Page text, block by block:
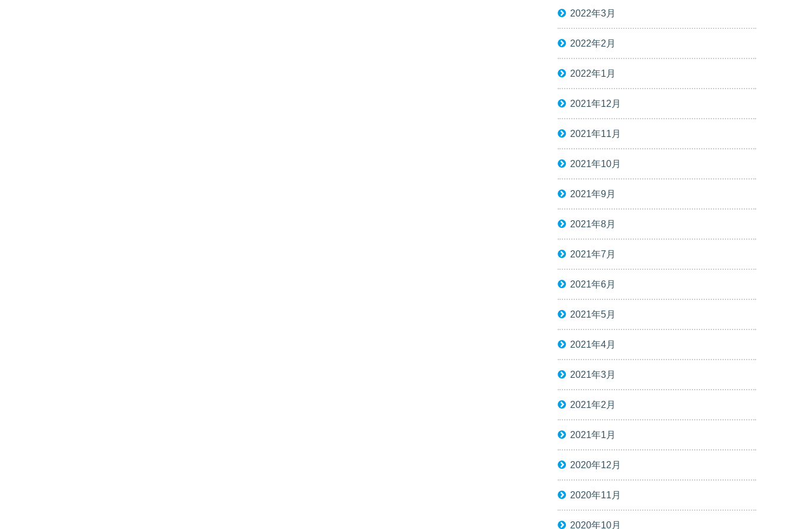
2022年3月
2022年2月
2022年1月
2021年12月
2021年11月
2021年10月
2021年9月
2021年8月
2021年7月
2021年6月
2021年5月
2021年4月
2021年3月
2021年2月
2021年1月
2020年12月
2020年11月
2020年10月